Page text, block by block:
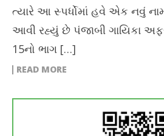
ત્યારે આ સ્પર્ધોમાં હવે એક નવું
આવી રહ્યું છે પંજાબી ગાયિકા
15નો ભાગ […]
READ MORE